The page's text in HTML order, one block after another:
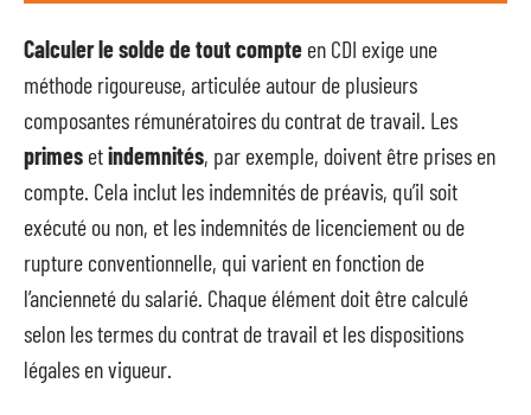
Calculer le solde de tout compte en CDI exige une
méthode rigoureuse, articulée autour de plusieurs
composantes rémunératoires du contrat de travail. Les
primes etindemnités, par exemple, doivent être prises en
compte. Cela inclut les indemnités de préavis, qu’il soit
exécuté ou non, et les indemnités de licenciement ou de
rupture conventionnelle, qui varient en fonction de
l’ancienneté du salarié. Chaque élément doit être calculé
selon les termes du contrat de travail et les dispositions
légales en vigueur.